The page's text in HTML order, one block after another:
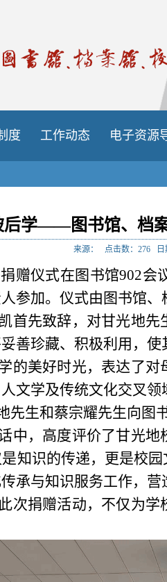
度 工作动态 电子资源
后学——图书馆、档
来源： 点击数： 276
赠仪式在图书馆902
参加。仪式由图书馆、
首先致辞，对甘光地
善珍藏、积极利用，使
的美好时光，表达了
文学及传统文化交叉
先生和蔡宗耀先生向图
中，高度评价了甘光
知识的传递，更是校
承与知识服务工作，营
次捐赠活动，不仅为